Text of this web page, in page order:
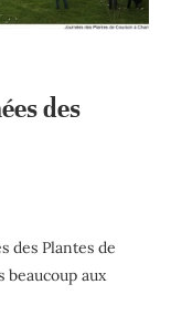
des
des Plantes de
aux